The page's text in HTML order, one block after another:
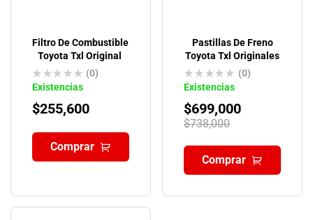
Filtro De Combustible
Toyota Txl Original
(0)
Existencias
$255,600
Comprar
Pastillas De Freno
Toyota Txl Originales
(0)
Existencias
$738,000
$699,000
Comprar